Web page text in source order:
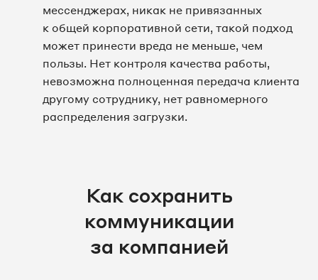
мессенджерах, никак не привязанных
к общей корпоративной сети, такой подход
может принести вреда не меньше, чем
пользы. Нет контроля качества работы,
невозможна полноценная передача клиента
другому сотруднику, нет равномерного
распределения загрузки.
Как сохранить
коммуникации
за компанией